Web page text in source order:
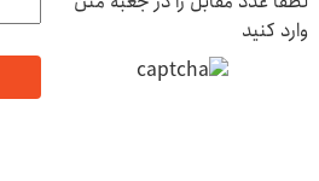
وارد کنید